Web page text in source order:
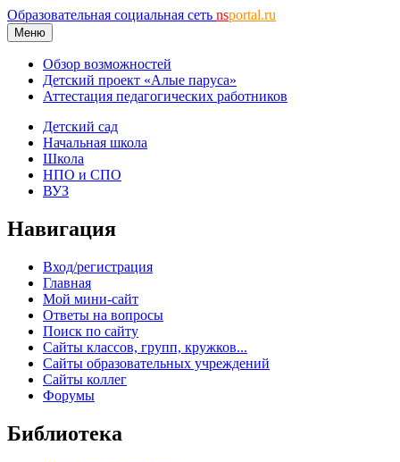
Образовательная социальная сеть nsportal.ru
Меню
Обзор возможностей
Детский проект «Алые паруса»
Аттестация педагогических работников
Детский сад
Начальная школа
Школа
НПО и СПО
ВУЗ
Навигация
Вход/регистрация
Главная
Мой мини-сайт
Ответы на вопросы
Поиск по сайту
Сайты классов, групп, кружков...
Сайты образовательных учреждений
Сайты коллег
Форумы
Библиотека